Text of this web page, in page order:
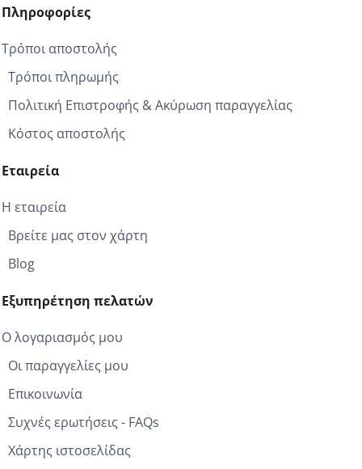
Πληροφορίες
Τρόποι αποστολής
Τρόποι πληρωμής
Πολιτική Επιστροφής & Ακύρωση παραγγελίας
Κόστος αποστολής
Εταιρεία
Η εταιρεία
Βρείτε μας στον χάρτη
Blog
Εξυπηρέτηση πελατών
Ο λογαριασμός μου
Οι παραγγελίες μου
Επικοινωνία
Συχνές ερωτήσεις - FAQs
Χάρτης ιστοσελίδας